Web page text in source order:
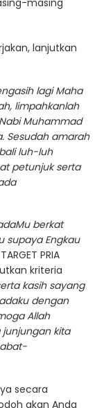
masing
lanjutkan
lagi Maha
limpahkanlah
Muhammad
Sesudah amarah
luh-luh
petunjuk serta
berkat
supaya Engkau
PRIA
kriteria
kasih sayang
dengan
Allah
kita
secara
akan Anda